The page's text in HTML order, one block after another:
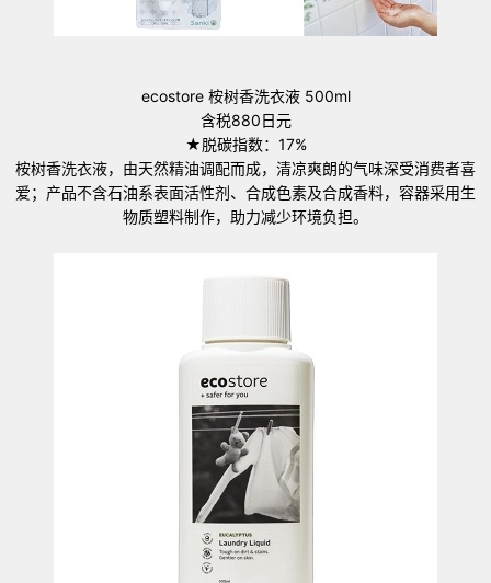
ecostore 桉树香洗衣液 500ml
含税880日元
★脱碳指数：17%
桉树香洗衣液，由天然精油调配而成，清凉爽朗的气味深受消费者喜
爱；产品不含石油系表面活性剂、合成色素及合成香料，容器采用生
物质塑料制作，助力减少环境负担。